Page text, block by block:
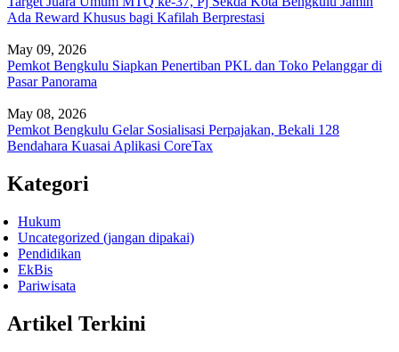
Ada Reward Khusus bagi Kafilah Berprestasi
May 09, 2026
Pemkot Bengkulu Siapkan Penertiban PKL dan Toko Pelanggar di
Pasar Panorama
May 08, 2026
Pemkot Bengkulu Gelar Sosialisasi Perpajakan, Bekali 128
Bendahara Kuasai Aplikasi CoreTax
Kategori
Hukum
Uncategorized (jangan dipakai)
Pendidikan
EkBis
Pariwisata
Artikel Terkini